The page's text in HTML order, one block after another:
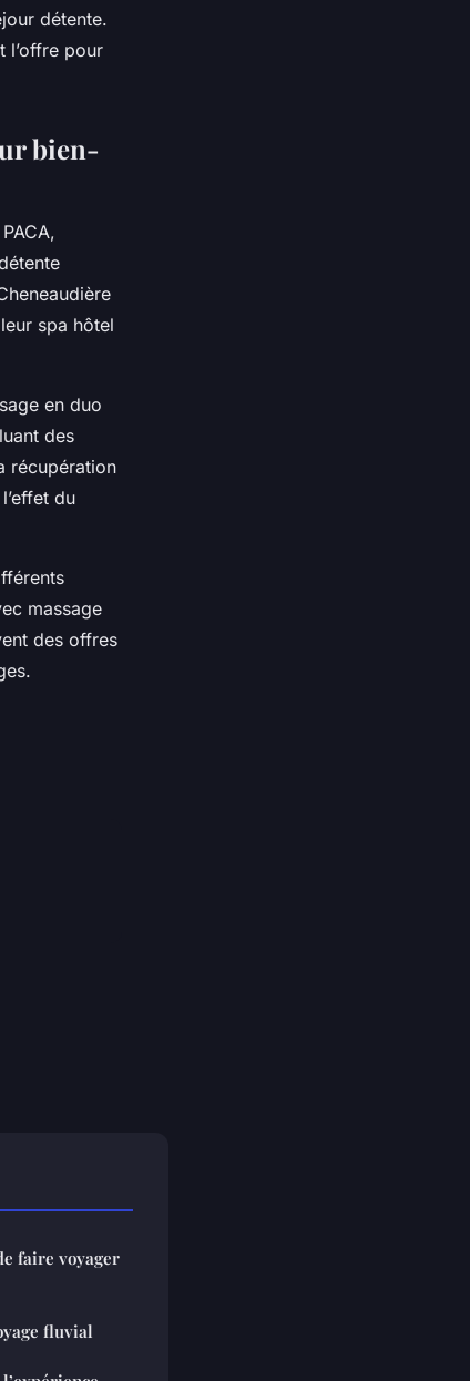
détente.
l’offre pour
bien-
spa hôtel
en duo
des
récupération
du
massage
des offres
faire voyager
fluvial